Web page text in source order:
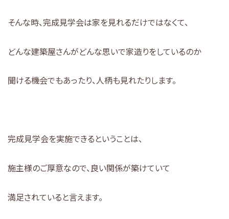
そんな時、完成見学会は家を見れるだけではなくて、
どんな建築屋さんがどんな思いで家造りをしているのか
聞ける機会でもあったり、人柄も見れたりします。
完成見学会を実施できるということは、
施主様のご厚意なので、良い関係が築けていて
満足されていると言えます。